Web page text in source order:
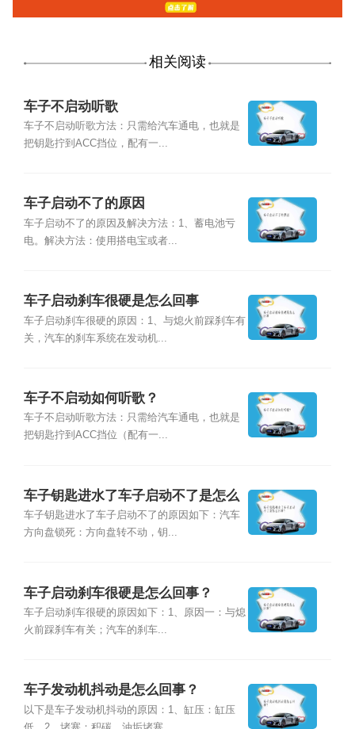
相关阅读
车子不启动听歌
车子不启动听歌方法：只需给汽车通电，也就是
把钥匙拧到ACC挡位，配有一...
车子启动不了的原因
车子启动不了的原因及解决方法：1、蓄电池亏
电。解决方法：使用搭电宝或者...
车子启动刹车很硬是怎么回事
车子启动刹车很硬的原因：1、与熄火前踩刹车有
关，汽车的刹车系统在发动机...
车子不启动如何听歌？
车子不启动听歌方法：只需给汽车通电，也就是
把钥匙拧到ACC挡位（配有一...
车子钥匙进水了车子启动不了是怎么
回事？
车子钥匙进水了车子启动不了的原因如下：汽车
方向盘锁死：方向盘转不动，钥...
车子启动刹车很硬是怎么回事？
车子启动刹车很硬的原因如下：1、原因一：与熄
火前踩刹车有关；汽车的刹车...
车子发动机抖动是怎么回事？
以下是车子发动机抖动的原因：1、缸压：缸压